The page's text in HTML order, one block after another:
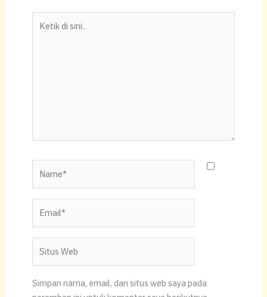
p
p
o
o
n
Web
Simpan nama, email, dan situs web saya pada